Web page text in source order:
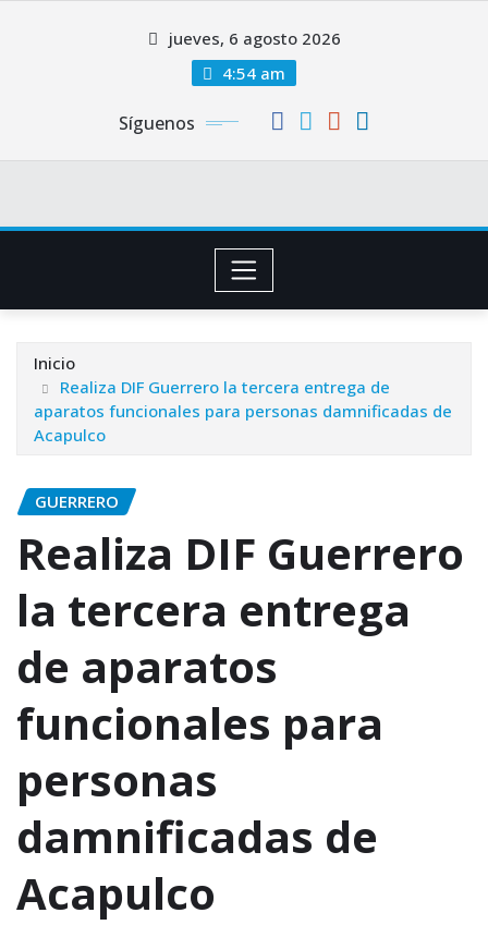
jueves, 6 agosto 2026
4:54 am
Síguenos
Inicio
Realiza DIF Guerrero la tercera entrega de
aparatos funcionales para personas damnificadas de
Acapulco
GUERRERO
Realiza DIF Guerrero
la tercera entrega
de aparatos
funcionales para
personas
damnificadas de
Acapulco